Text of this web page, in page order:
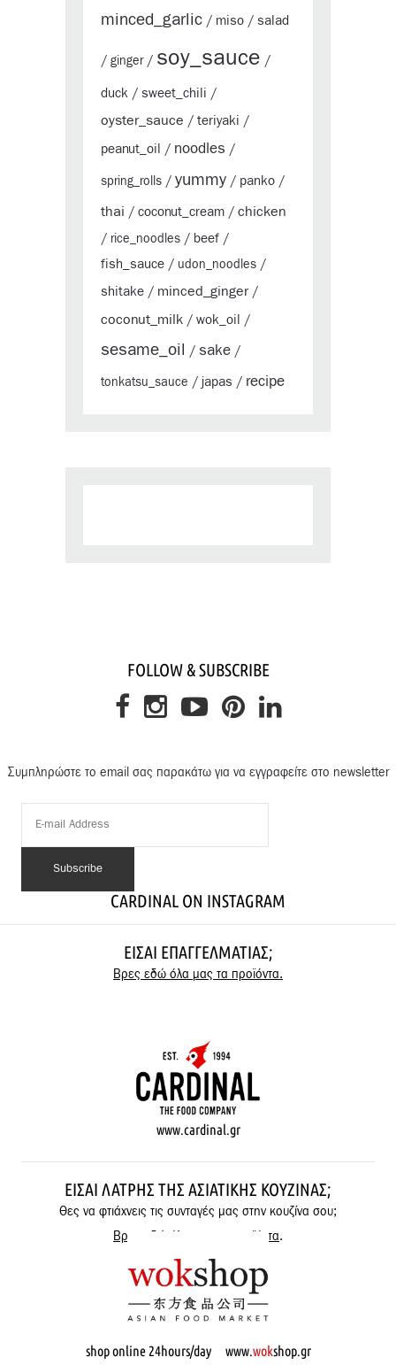
minced_garlic / miso / salad
/ ginger/ soy_sauce /
duck / sweet_chili /
oyster_sauce / teriyaki /
peanut_oil / noodles /
spring_rolls / yummy / panko /
thai / coconut_cream / chicken
/ rice_noodles / beef /
fish_sauce / udon_noodles /
shitake / minced_ginger/
coconut_milk / wok_oil /
sesame_oil / sake /
tonkatsu_sauce / japas / recipe
FOLLOW & SUBSCRIBE
Συμπληρώστε το email σας παρακάτω για να εγγραφείτε στο newsletter
CARDINAL ON INSTAGRAM
ΕΊΣΑΙ ΕΠΑΓΓΕΛΜΑΤΊΑΣ;
Βρες εδώ όλα μας τα προϊόντα.
www.cardinal.gr
ΕΊΣΑΙ ΛΆΤΡΗΣ ΤΗΣ ΑΣΙΑΤΙΚΉΣ ΚΟΥΖΊΝΑΣ;
Θες να φτιάχνεις τις συνταγές μας στην κουζίνα σου;
Βρες εδώ όλα μας τα προϊόντα.
shop online 24hours/day www.wokshop.gr